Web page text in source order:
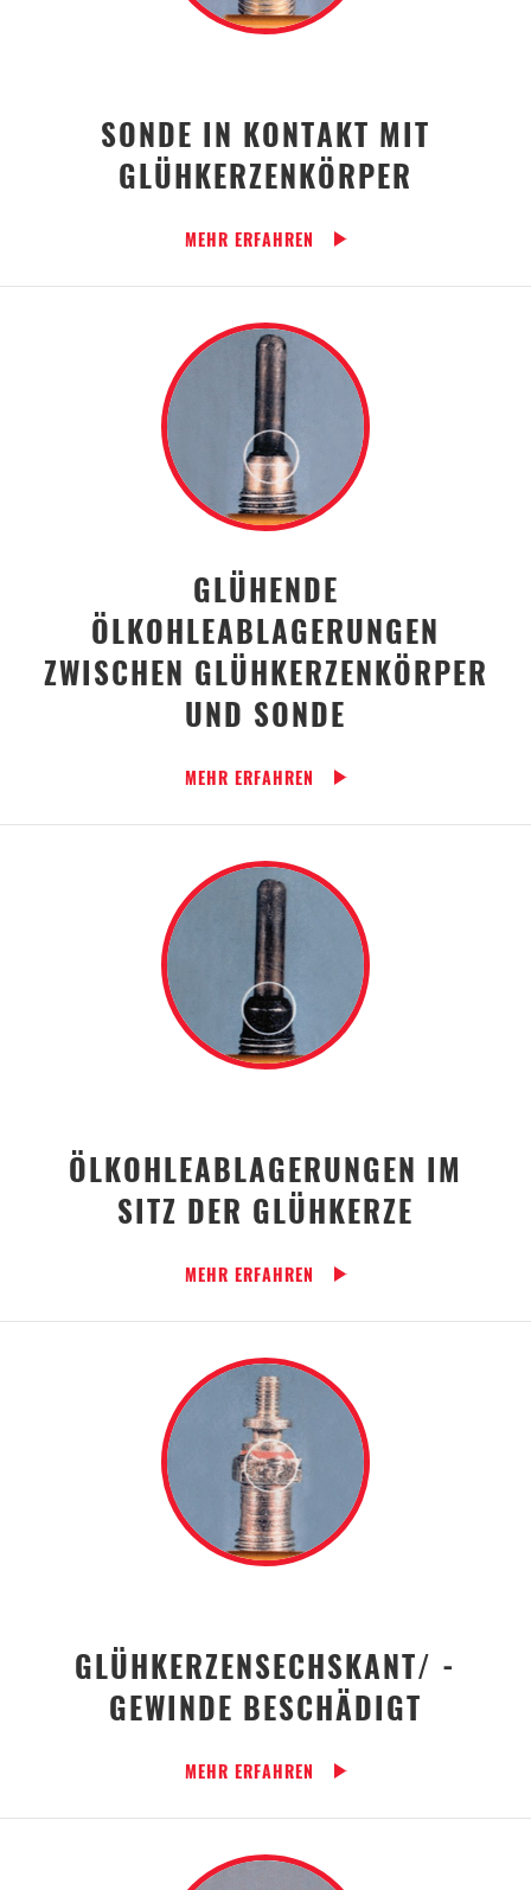
SONDE IN KONTAKT MIT
GLÜHKERZENKÖRPER
MEHR ERFAHREN
GLÜHENDE
ÖLKOHLEABLAGERUNGEN
ZWISCHEN GLÜHKERZENKÖRPER
UND SONDE
MEHR ERFAHREN
ÖLKOHLEABLAGERUNGEN IM
SITZ DER GLÜHKERZE
MEHR ERFAHREN
GLÜHKERZENSECHSKANT/ -
GEWINDE BESCHÄDIGT
MEHR ERFAHREN